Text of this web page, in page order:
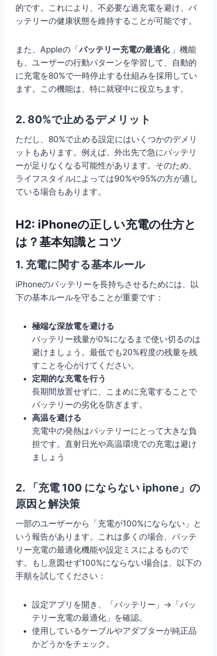
的です。これにより、不必要な過充電を避け、バ
ッテリーの健康状態を維持することが可能です。
また、Appleの「バッテリー充電の最適化 」機能
も、ユーザーの行動パターンを学習して、自動的
に充電を80%で一時停止する仕組みを採用してい
ます。この機能は、特に就寝中に役立ちます。
2. 80%で止めるデメリット
ただし、80%で止める設定にはいくつかのデメリ
ットもあります。例えば、外出先で急にバッテリ
ーが足りなくなる可能性があります。そのため、
ライフスタイルによっては90%や95%の方が適し
ている場合もあります。
H2: iPhoneの正しい充電の仕方と
は？基本知識とコツ
1. 充電に関する基本ルール
iPhoneのバッテリーを長持ちさせるためには、以
下の基本ルールを守ることが重要です：
極端な深放電を避ける
バッテリー残量が0%になるまで使い切るのは
避けましょう。最低でも20%程度の残量を残
すことを心がけてください。
定期的な充電を行う
長期間放置せずに、こまめに充電することで
バッテリーの劣化を防ぎます。
高温を避ける
充電中の発熱はバッテリーにとって大きな負
担です。直射日光や高温環境での充電は避け
ましょう
2. 「充電 100 にならない iphone」の
原因と解決策
一部のユーザーから「充電が100%にならない」と
いう報告があります。これは多くの場合、バッテ
リー充電の最適化機能や設定ミスによるもので
す。もし意図せず100%にならない場合は、以下の
手順を試してください：
設定アプリを開き、「バッテリー」→「バッ
テリー充電の最適化」を確認。
使用しているケーブルやアダプターが純正品
かどうかをチェック。